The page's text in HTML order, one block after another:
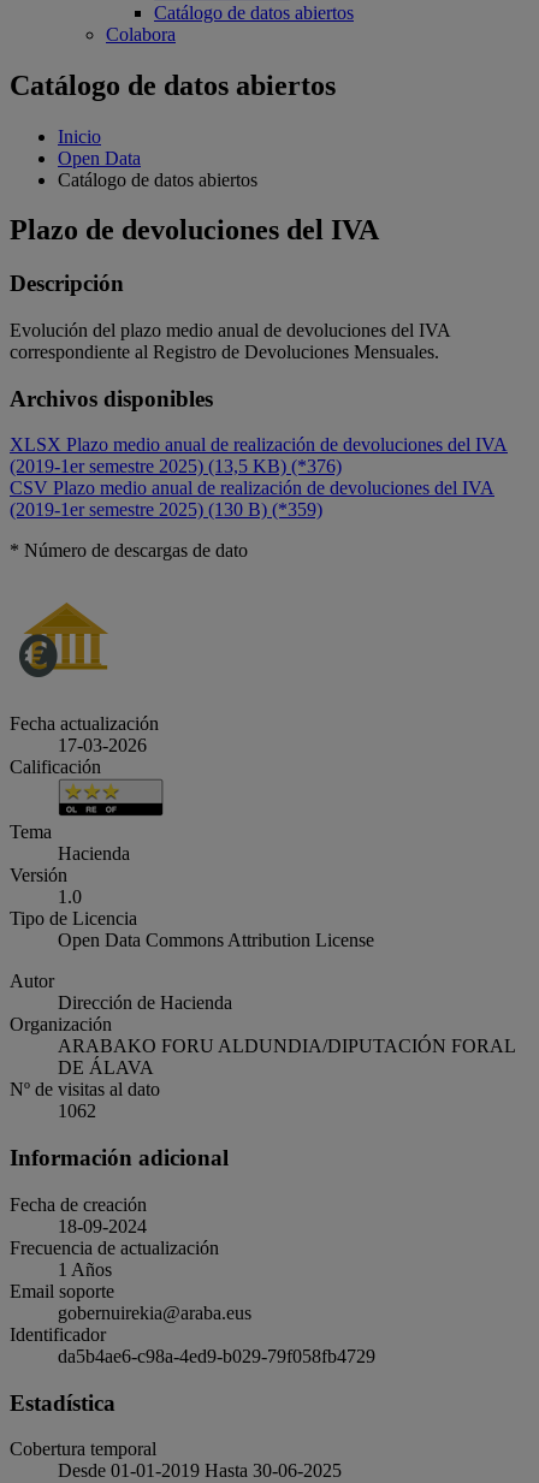
Catálogo de datos abiertos
Colabora
Catálogo de datos abiertos
Inicio
Open Data
Catálogo de datos abiertos
Plazo de devoluciones del IVA
Descripción
Evolución del plazo medio anual de devoluciones del IVA
correspondiente al Registro de Devoluciones Mensuales.
Archivos disponibles
XLSX Plazo medio anual de realización de devoluciones del IVA
(2019-1er semestre 2025) (13,5 KB) (*376)
CSV Plazo medio anual de realización de devoluciones del IVA
(2019-1er semestre 2025) (130 B) (*359)
* Número de descargas de dato
Fecha actualización
17-03-2026
Calificación
Tema
Hacienda
Versión
1.0
Tipo de Licencia
Open Data Commons Attribution License
Autor
Dirección de Hacienda
Organización
ARABAKO FORU ALDUNDIA/DIPUTACIÓN FORAL
DE ÁLAVA
Nº de visitas al dato
1062
Información adicional
Fecha de creación
18-09-2024
Frecuencia de actualización
1 Años
Email soporte
gobernuirekia@araba.eus
Identificador
da5b4ae6-c98a-4ed9-b029-79f058fb4729
Estadística
Cobertura temporal
Desde 01-01-2019 Hasta 30-06-2025